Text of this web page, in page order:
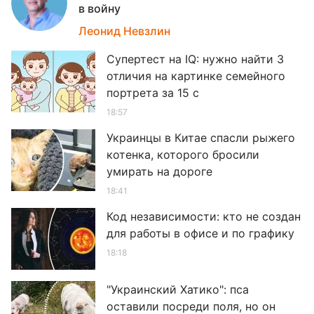
в войну
Леонид Невзлин
Супертест на IQ: нужно найти 3
отличия на картинке семейного
портрета за 15 с
18:57
Украинцы в Китае спасли рыжего
котенка, которого бросили
умирать на дороге
18:41
Код независимости: кто не создан
для работы в офисе и по графику
18:18
"Украинский Хатико": пса
оставили посреди поля, но он